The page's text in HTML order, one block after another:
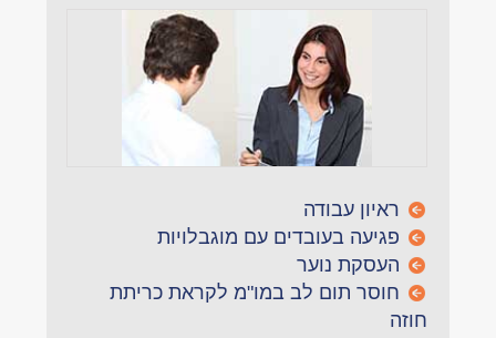
ראיון עבודה
פגיעה בעובדים עם מוגבלויות
העסקת נוער
חוסר תום לב במו"מ לקראת כריתת
חוזה